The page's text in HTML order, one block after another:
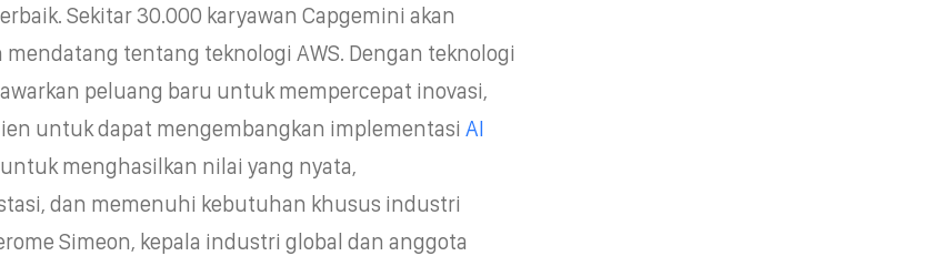
Sekitar 30.000 karyawan Capgemini akan
tentang teknologi AWS. Dengan teknologi
peluang baru untuk mempercepat inovasi,
untuk dapat mengembangkan implementasi AI
menghasilkan nilai yang nyata,
dan memenuhi kebutuhan khusus industri
Simeon, kepala industri global dan anggota